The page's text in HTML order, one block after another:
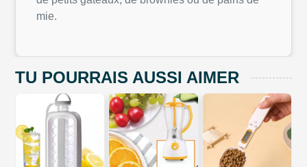
mie.
TU POURRAIS AUSSI AIMER